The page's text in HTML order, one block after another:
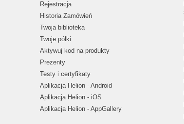
Rejestracja
Historia Zamówień
Twoja biblioteka
Twoje półki
Aktywuj kod na produkty
Prezenty
Testy i certyfikaty
Aplikacja Helion - Android
Aplikacja Helion - iOS
Aplikacja Helion - AppGallery